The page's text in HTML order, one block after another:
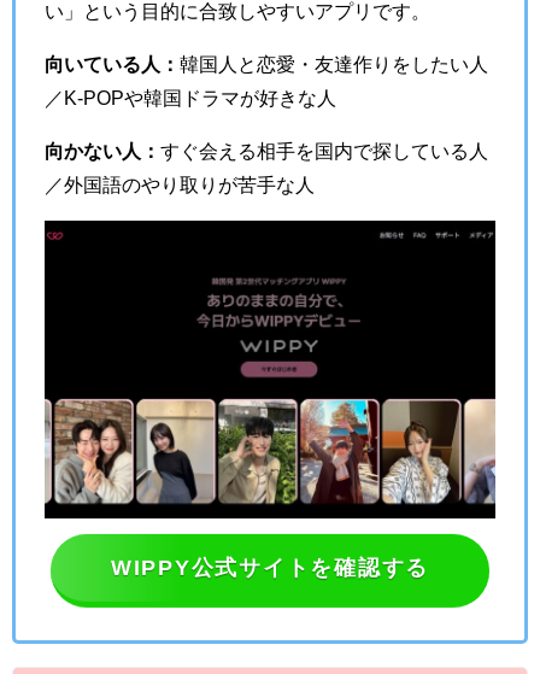
い」という目的に合致しやすいアプリです。
向いている人： 韓国人と恋愛・友達作りをしたい人
／K-POPや韓国ドラマが好きな人
向かない人： すぐ会える相手を国内で探している人
／外国語のやり取りが苦手な人
WIPPY公式サイトを確認する